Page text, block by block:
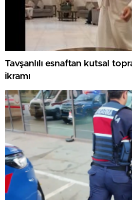
Tavşanlılı esnaftan kutsal
ikramı